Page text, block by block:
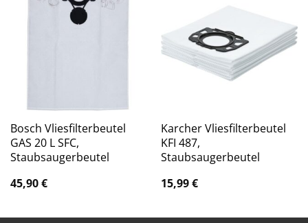
Bosch Vliesfilterbeutel
GAS 20 L SFC,
Staubsaugerbeutel
45,90€
Karcher Vliesfilterbeutel
KFI 487,
Staubsaugerbeutel
15,99€